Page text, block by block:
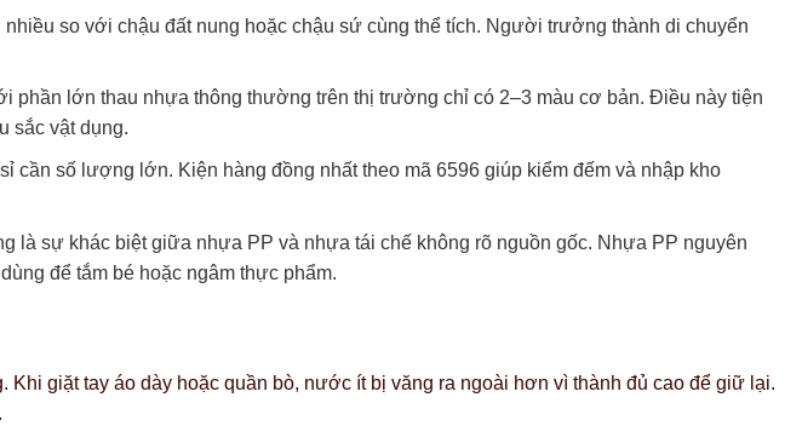
so với chậu đất nung hoặc chậu sứ cùng thể tích. Người trưởng thành di chuyển
phần lớn thau nhựa thông thường trên thị trường chỉ có 2–3 màu cơ bản. Điều này tiện
sắc vật dụng.
cần số lượng lớn. Kiện hàng đồng nhất theo mã 6596 giúp kiểm đếm và nhập kho
là sự khác biệt giữa nhựa PP và nhựa tái chế không rõ nguồn gốc. Nhựa PP nguyên
để tắm bé hoặc ngâm thực phẩm.
giặt tay áo dày hoặc quần bò, nước ít bị văng ra ngoài hơn vì thành đủ cao để giữ lại.